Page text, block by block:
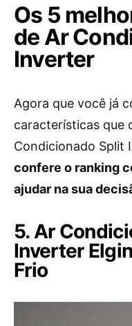
Os 5
de Ar
Inverter
Agora que você já
características que
Condicionado Split
confere o ranking
ajudar na sua
5. Ar
Inverter
Frio